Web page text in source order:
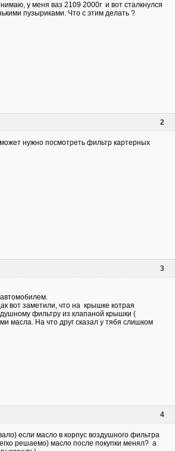
у меня ваз 2109 2000г и вот сталкнулся
пузыриками. Что с этим делать ?
2
нужно посмотреть фильтр картерных
3
вот заметили, что на крышке котрая
фильтру из клапаной крышки (
масла. На что друг сказал у тябя слишком
4
если масло в корпус воздушного фильтра
решаемо) масло после покупки менял? а